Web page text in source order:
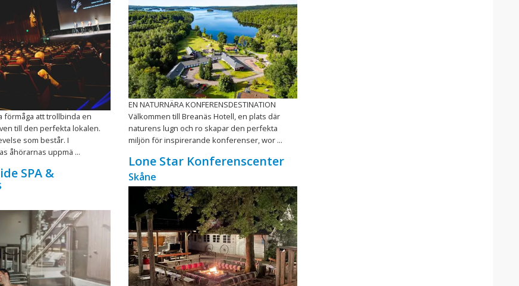
förmåga att trollbinda en
till den perfekta lokalen.
som består. I
åhörarnas uppmä ...
SPA &
EN NATURNÄRA KONFERENSDESTINATION
Välkommen till Breanäs Hotell, en plats där
naturens lugn och ro skapar den perfekta
miljön för inspirerande konferenser, wor ...
Lone Star Konferenscenter
Skåne